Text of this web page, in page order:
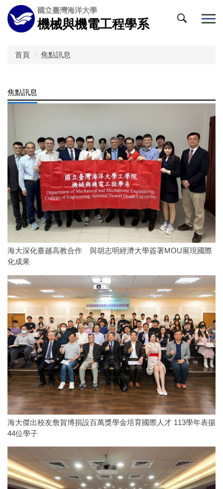
跳
到
主
國立臺灣海洋大學
機械與機電工程學系
首頁 焦點訊息
焦點訊息
海大深化臺越高教合作 與胡志明經濟大學簽署MOU展現國際
化成果
海大傑出校友詹賀博捐設百萬獎學金培育國際人才 113學年表揚
44位學子